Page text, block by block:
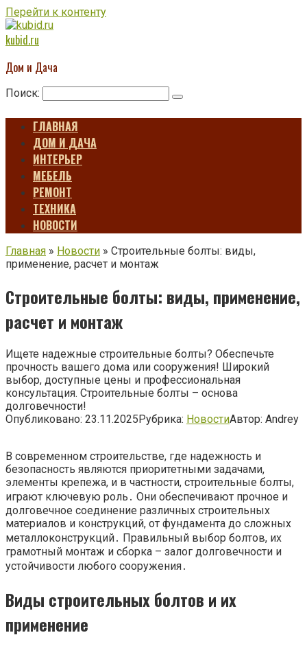
Перейти к контенту
kubid.ru
Дом и Дача
Поиск:
ГЛАВНАЯ
ДОМ И ДАЧА
ИНТЕРЬЕР
МЕБЕЛЬ
РЕМОНТ
ТЕХНИКА
НОВОСТИ
Главная » Новости » Строительные болты: виды,
применение, расчет и монтаж
Строительные болты: виды, применение,
расчет и монтаж
Ищете надежные строительные болты? Обеспечьте
прочность вашего дома или сооружения! Широкий
выбор, доступные цены и профессиональная
консультация. Строительные болты – основа
долговечности!
Опубликовано: 23.11.2025Рубрика: НовостиАвтор: Andrey
В современном строительстве, где надежность и
безопасность являются приоритетными задачами,
элементы крепежа, и в частности, строительные болты,
играют ключевую роль․ Они обеспечивают прочное и
долговечное соединение различных строительных
материалов и конструкций, от фундамента до сложных
металлоконструкций․ Правильный выбор болтов, их
грамотный монтаж и сборка – залог долговечности и
устойчивости любого сооружения․
Виды строительных болтов и их
применение